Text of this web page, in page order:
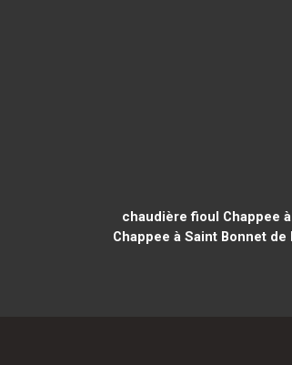
chaudière fioul Chappee
Chappee à Saint Bonnet de